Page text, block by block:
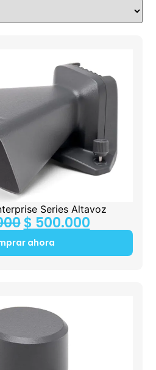
Series Altavoz
$ 500.000
ahora